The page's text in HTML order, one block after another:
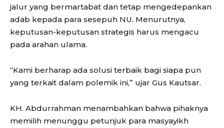
jalur yang bermartabat dan tetap mengedepankan
adab kepada para sesepuh NU. Menurutnya,
keputusan-keputusan strategis harus mengacu
pada arahan ulama.
“Kami berharap ada solusi terbaik bagi siapa pun
yang terkait dalam polemik ini,” ujar Gus Kautsar.
KH. Abdurrahman menambahkan bahwa pihaknya
memilih menunggu petunjuk para masyayikh